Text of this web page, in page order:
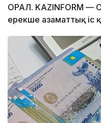
ОРАЛ. KAZINFORM —
ерекше азаматтық іс